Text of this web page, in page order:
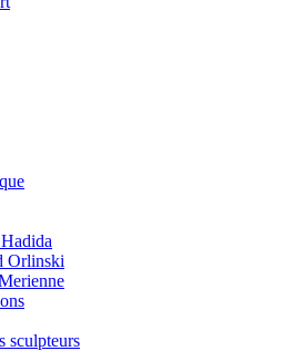
Orlinski
sculpteurs